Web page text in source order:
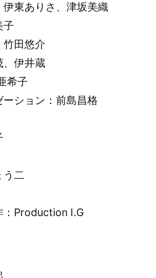
東ありさ、津坂美織
子
竹田悠介
、伊井蔵
希子
ション：前島昌格
う二
：Production I.G